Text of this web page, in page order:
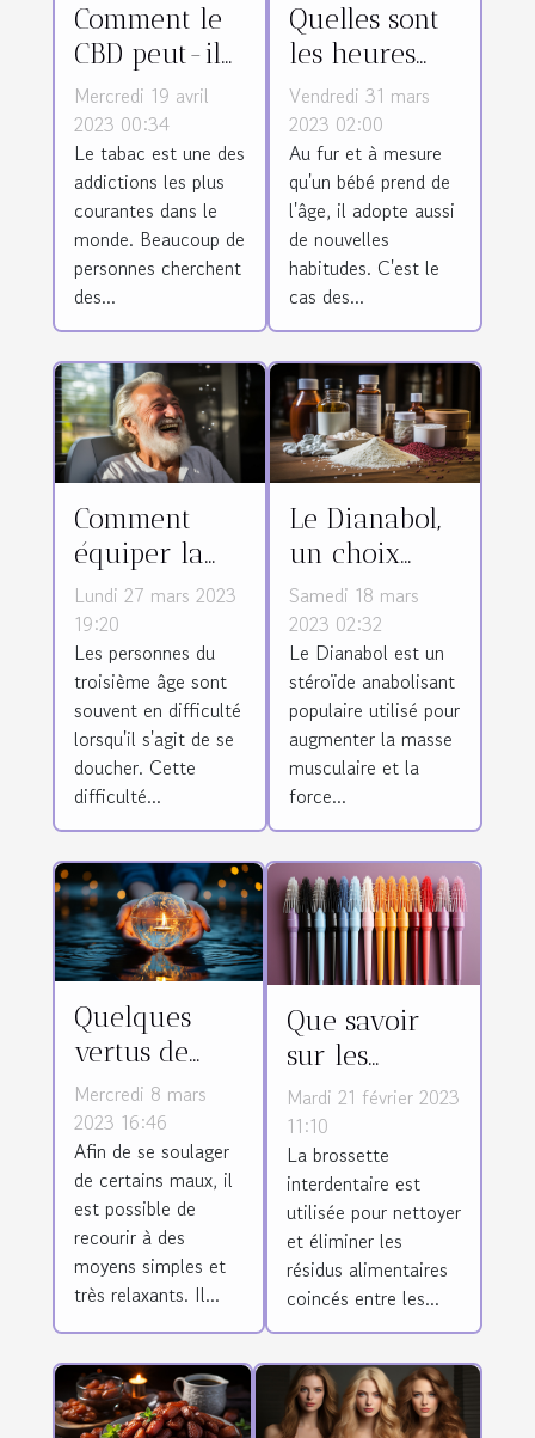
Comment le
CBD peut-il
être utilisé
comme une
alternative au
tabac ?
Mercredi 19 avril
2023 00:34
Le tabac est une des
addictions les plus
courantes dans le
monde. Beaucoup de
personnes cherchent
des...
Quelles sont
les heures
d'éveil d'un
nourrisson de
4 mois ?
Vendredi 31 mars
2023 02:00
Au fur et à mesure
qu'un bébé prend de
l'âge, il adopte aussi
de nouvelles
habitudes. C'est le
cas des...
Comment
équiper la
douche des
seniors ?
Lundi 27 mars 2023
19:20
Les personnes du
troisième âge sont
souvent en difficulté
lorsqu'il s'agit de se
doucher. Cette
difficulté...
Le Dianabol,
un choix
judicieux
pour une
croissance
musculaire
rapide ?
Samedi 18 mars
2023 02:32
Le Dianabol est un
stéroïde anabolisant
populaire utilisé pour
augmenter la masse
musculaire et la
force...
Quelques
vertus de
l'eau de lune
Mercredi 8 mars
2023 16:46
Afin de se soulager
de certains maux, il
est possible de
recourir à des
moyens simples et
très relaxants. Il...
Que savoir
sur les
brossettes
interdentaires
?
Mardi 21 février 2023
11:10
La brossette
interdentaire est
utilisée pour nettoyer
et éliminer les
résidus alimentaires
coincés entre les...